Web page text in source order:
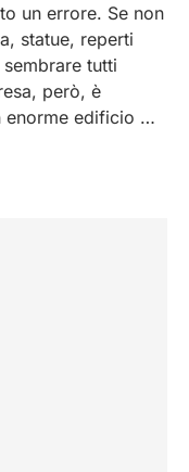
un errore. Se non
statue, reperti
tutti
però, è
enorme edificio …